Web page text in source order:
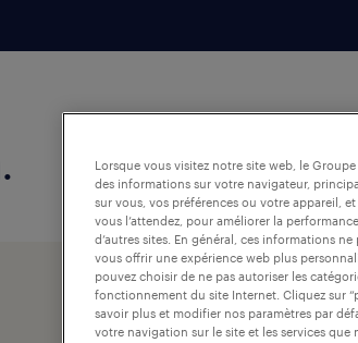
Vous
Lorsque vous visitez notre site web, le
des informations sur votre navigateur,
sur vous, vos préférences ou votre appareil,
vous l’attendez, pour améliorer la
d’autres sites. En général, ces informations
vous offrir une expérience web plus
pouvez choisir de ne pas autoriser les
fonctionnement du site Internet. Cliquez sur
savoir plus et modifier nos paramètres par
votre navigation sur le site et les services